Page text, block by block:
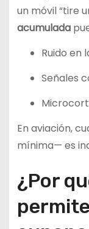
un móvil “tire
acumulada
Ruido en
Señales
En aviación,
mínima— es
¿Por